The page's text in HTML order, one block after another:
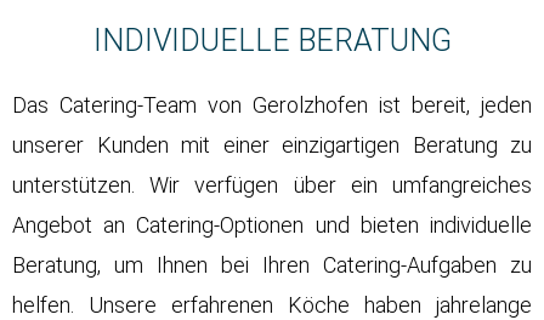
INDIVIDUELLE BERATUNG
Das Catering-Team von Gerolzhofen ist bereit, jeden
unserer Kunden mit einer einzigartigen Beratung zu
unterstützen. Wir verfügen über ein umfangreiches
Angebot an Catering-Optionen und bieten individuelle
Beratung, um Ihnen bei Ihren Catering-Aufgaben zu
helfen. Unsere erfahrenen Köche haben jahrelange